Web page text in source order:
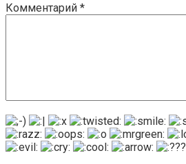
Комментарий *